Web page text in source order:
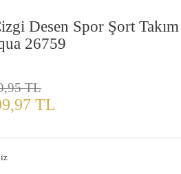
Desen Spor Şort Takım
26759
TL
TL